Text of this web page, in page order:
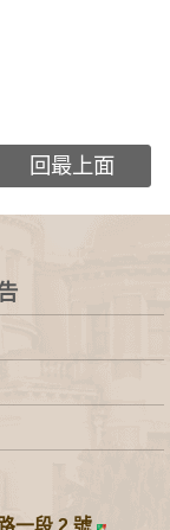
回最上面
一段 2 號